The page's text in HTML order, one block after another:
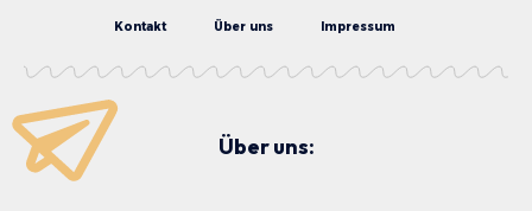
Kontakt Über uns Impressum
Über uns: